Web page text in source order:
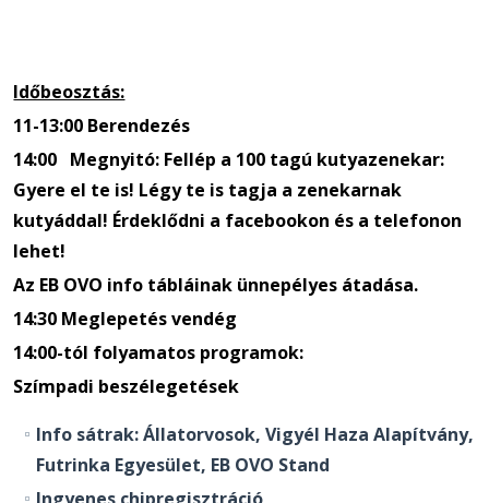
Időbeosztás:
11-13:00 Berendezés
14:00 Megnyitó: Fellép a 100 tagú kutyazenekar:
Gyere el te is! Légy te is tagja a zenekarnak
kutyáddal! Érdeklődni a facebookon és a telefonon
lehet!
Az EB OVO info tábláinak ünnepélyes átadása.
14:30 Meglepetés vendég
14:00-tól folyamatos programok:
Szímpadi beszélegetések
Info sátrak: Állatorvosok, Vigyél Haza Alapítvány,
Futrinka Egyesület, EB OVO Stand